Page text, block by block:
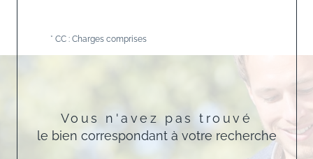
* CC : Charges comprises
Vous n'avez pas trouvé
le bien correspondant à votre recherche